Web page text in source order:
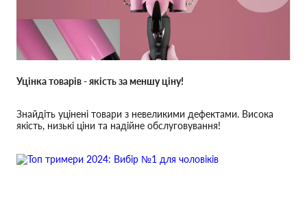
Уцінка товарів - якість за меншу ціну!
Знайдіть уцінені товари з невеликими дефектами. Висока
якість, низькі ціни та надійне обслуговування!